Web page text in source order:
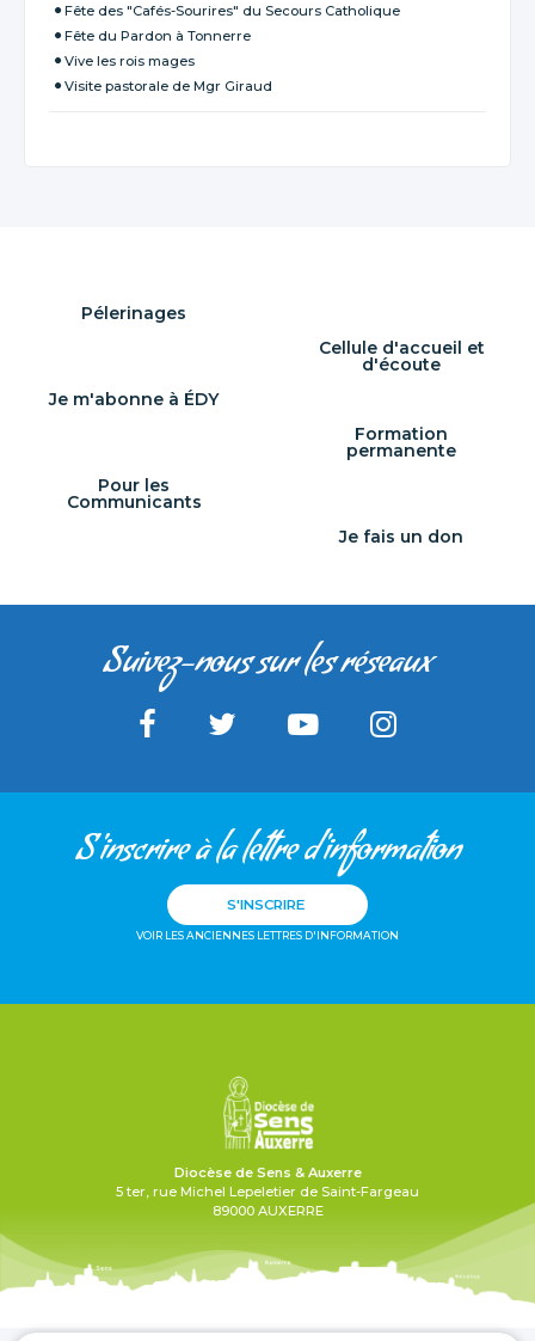
Fête des "Cafés-Sourires" du Secours Catholique
Fête du Pardon à Tonnerre
Vive les rois mages
Visite pastorale de Mgr Giraud
Pélerinages
Cellule d'accueil et
d'écoute
Je m'abonne à ÉDY
Formation
permanente
Pour les
Communicants
Je fais un don
Suivez-nous sur les réseaux
S'inscrire à la lettre d'information
S'INSCRIRE
VOIR LES ANCIENNES LETTRES D'INFORMATION
Diocèse de Sens & Auxerre
5 ter, rue Michel Lepeletier de Saint-Fargeau
89000 AUXERRE